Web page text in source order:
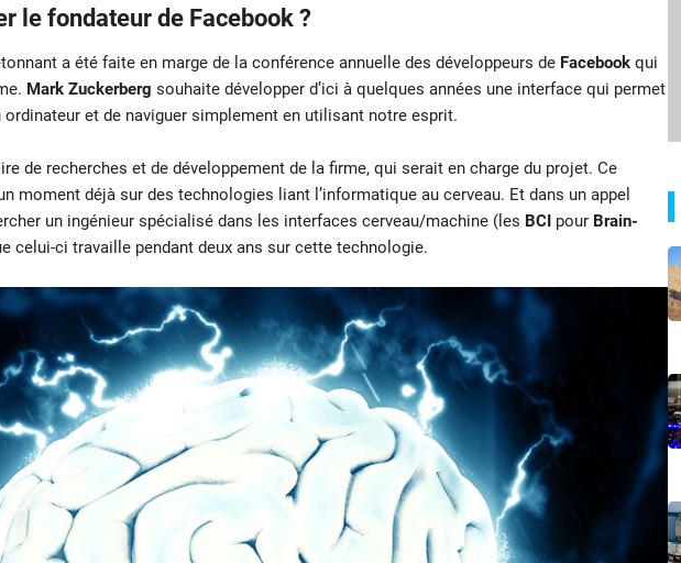
le fondateur de Facebook ?
a été faite en marge de la conférence annuelle des développeurs de Facebookqui
Mark Zuckerberg souhaite développer d’ici à quelques années une interface qui permet
ordinateur et de naviguer simplement en utilisant notre esprit.
de recherches et de développement de la firme, qui serait en charge du projet. Ce
moment déjà sur des technologies liant l’informatique au cerveau. Et dans un appel
un ingénieur spécialisé dans les interfaces cerveau/machine (les BCIpourBrain-
celui-ci travaille pendant deux ans sur cette technologie.